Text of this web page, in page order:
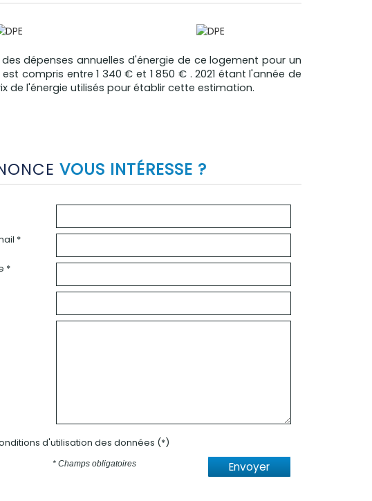
dépenses annuelles d'énergie de ce logement pour un
compris entre 1 340 € et 1 850 € . 2021 étant l'année de
de l'énergie utilisés pour établir cette estimation.
VOUS INTÉRESSE ?
*
*
d'utilisation des données (*)
Envoyer
* Champs obligatoires